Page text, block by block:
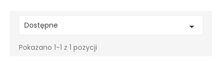
Dostępne 
Pokazano 1-1 z 1 pozycji